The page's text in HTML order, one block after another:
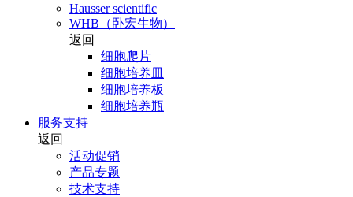
Hausser scientific
WHB（卧宏生物）
返回
细胞爬片
细胞培养皿
细胞培养板
细胞培养瓶
服务支持
返回
活动促销
产品专题
技术支持